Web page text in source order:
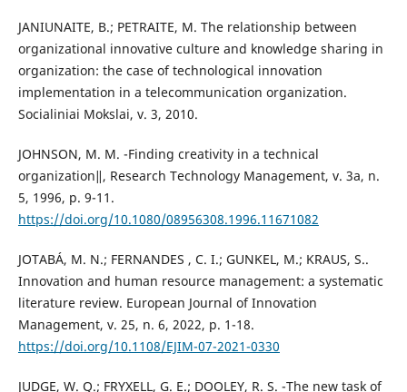
JANIUNAITE, B.; PETRAITE, M. The relationship between
organizational innovative culture and knowledge sharing in
organization: the case of technological innovation
implementation in a telecommunication organization.
Socialiniai Mokslai, v. 3, 2010.
JOHNSON, M. M. -Finding creativity in a technical
organization‖, Research Technology Management, v. 3a, n.
5, 1996, p. 9-11.
https://doi.org/10.1080/08956308.1996.11671082
JOTABÁ, M. N.; FERNANDES , C. I.; GUNKEL, M.; KRAUS, S..
Innovation and human resource management: a systematic
literature review. European Journal of Innovation
Management, v. 25, n. 6, 2022, p. 1-18.
https://doi.org/10.1108/EJIM-07-2021-0330
JUDGE, W. Q.; FRYXELL, G. E.; DOOLEY, R. S. -The new task of